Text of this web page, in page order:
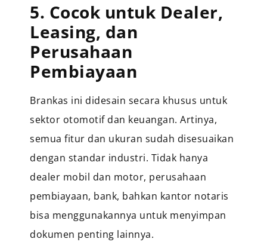
5. Cocok untuk Dealer,
Leasing, dan
Perusahaan
Pembiayaan
Brankas ini didesain secara khusus untuk
sektor otomotif dan keuangan. Artinya,
semua fitur dan ukuran sudah disesuaikan
dengan standar industri. Tidak hanya
dealer mobil dan motor, perusahaan
pembiayaan, bank, bahkan kantor notaris
bisa menggunakannya untuk menyimpan
dokumen penting lainnya.